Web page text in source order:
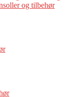
og tilbehør